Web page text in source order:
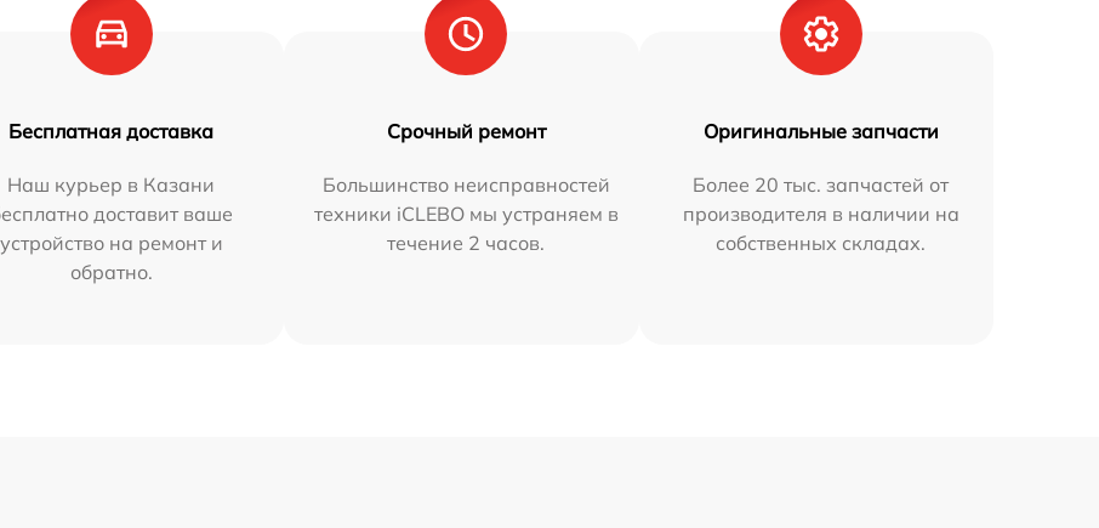
Бесплатная доставка
Наш курьер в Казани
доставит ваше
устройство на ремонт и
обратно.
Срочный ремонт
Большинство неисправностей
техники iCLEBO мы устраняем в
течение 2 часов.
Оригинальные запчасти
Более 20 тыс. запчастей от
производителя в наличии на
собственных складах.